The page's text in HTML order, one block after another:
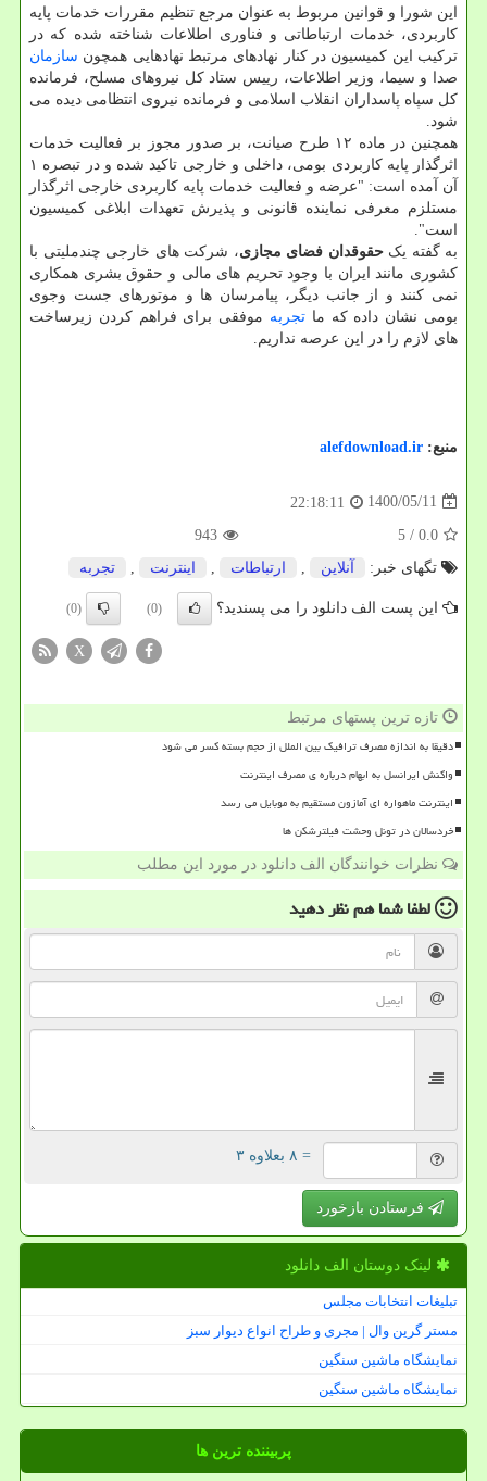
این شورا و قوانین مربوط به عنوان مرجع تنظیم مقررات خدمات پایه
کاربردی، خدمات ارتباطاتی و فناوری اطلاعات شناخته شده که در
ترکیب این کمیسیون در کنار نهادهای مرتبط نهادهایی همچون سازمان
صدا و سیما، وزیر اطلاعات، رییس ستاد کل نیروهای مسلح، فرمانده
کل سپاه پاسداران انقلاب اسلامی و فرمانده نیروی انتظامی دیده می
شود.
همچنین در ماده ۱۲ طرح صیانت، بر صدور مجوز بر فعالیت خدمات
اثرگذار پایه کاربردی بومی، داخلی و خارجی تاکید شده و در تبصره ۱
آن آمده است: "عرضه و فعالیت خدمات پایه کاربردی خارجی اثرگذار
مستلزم معرفی نماینده قانونی و پذیرش تعهدات ابلاغی کمیسیون
است".
به گفته یکحقوقدان فضای مجازی، شرکت های خارجی چندملیتی با
کشوری مانند ایران با وجود تحریم های مالی و حقوق بشری همکاری
نمی کنند و از جانب دیگر، پیامرسان ها و موتورهای جست وجوی
بومی نشان داده که ما تجربه موفقی برای فراهم کردن زیرساخت
های لازم را در این عرصه نداریم.
منبع: alefdownload.ir
1400/05/11
22:18:11
0.0
/ 5
943
تگهای خبر:
آنلاین , ارتباطات , اینترنت , تجربه
این پست الف دانلود را می پسندید؟ (0)
(0)
X
تازه ترین پستهای مرتبط
دقیقا به اندازه مصرف ترافیک بین الملل از حجم بسته کسر می شود
واکنش ایرانسل به ابهام درباره ی مصرف اینترنت
اینترنت ماهواره ای آمازون مستقیم به موبایل می رسد
خردسالان در تونل وحشت فیلترشکن ها
نظرات خوانندگان الف دانلود در مورد این مطلب
لطفا شما همنظر دهید
= ۸ بعلاوه ۳
فرستادن بازخورد
لینک دوستان الف دانلود
تبلیغات انتخابات مجلس
مستر گرین وال | مجری و طراح انواع دیوار سبز
نمایشگاه ماشین سنگین
نمایشگاه ماشین سنگین
پربیننده ترین ها